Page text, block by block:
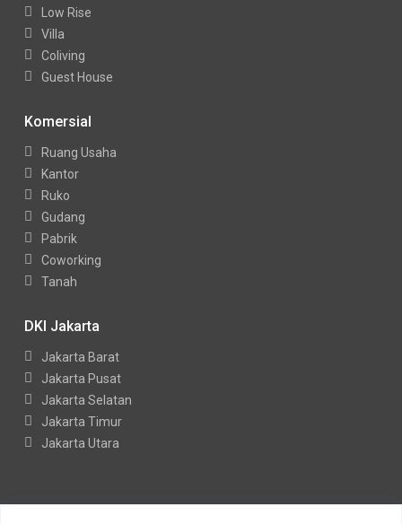
Low Rise
Villa
Coliving
Guest House
Komersial
Ruang Usaha
Kantor
Ruko
Gudang
Pabrik
Coworking
Tanah
DKI Jakarta
Jakarta Barat
Jakarta Pusat
Jakarta Selatan
Jakarta Timur
Jakarta Utara